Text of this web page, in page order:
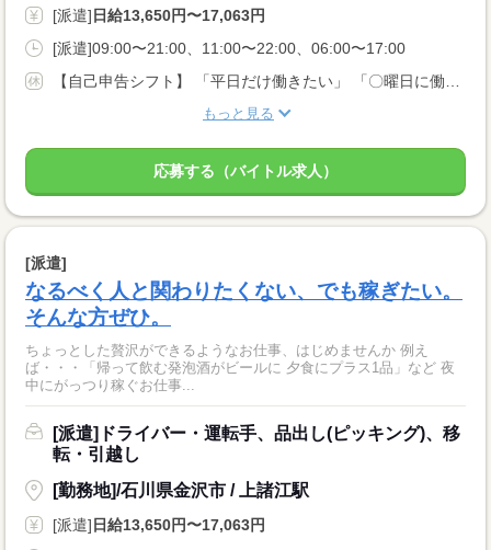
[派遣] 日給13,650円〜17,063円
[派遣]09:00〜21:00、11:00〜22:00、06:00〜17:00
【自己申告シフト】 「平日だけ働きたい」 「〇曜日に働きたい」 など、働き方は自分で選べます。 曜日・時間についてのご希望も 面談の際に教えてくださいね。 ※こちらは中型以上のお仕事の例です
もっと見る
応募する（バイトル求人）
[派遣]
なるべく人と関わりたくない、でも稼ぎたい。
そんな方ぜひ。
ちょっとした贅沢ができるようなお仕事、はじめませんか 例え
ば・・・「帰って飲む発泡酒がビールに 夕食にプラス1品」など 夜
中にがっつり稼ぐお仕事...
[派遣]ドライバー・運転手、品出し(ピッキング)、移
転・引越し
[勤務地]/石川県金沢市 / 上諸江駅
[派遣] 日給13,650円〜17,063円